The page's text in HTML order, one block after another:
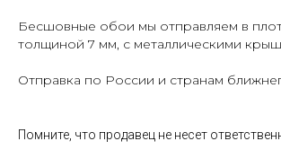
Бесшовные обои мы отправляем в
толщиной 7 мм, с металлическими
Отправка по России и странам
Помните, что продавец не несет